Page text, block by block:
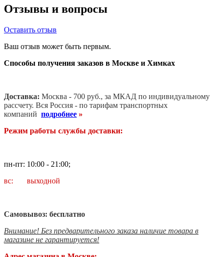
Отзывы и вопросы
Оставить отзыв
Ваш отзыв может быть первым.
Способы получения заказов в Москве и Химках
Доставка: Москва - 700 руб., за МКАД по индивидуальному
рассчету. Вся Россия - по тарифам транспортных
компаний подробнее »
Режим работы службы доставки:
пн-пт: 10:00 - 21:00;
вс: выходной
Самовывоз: бесплатно
Внимание! Без предварительного заказа наличие товара в
магазине не гарантируется!